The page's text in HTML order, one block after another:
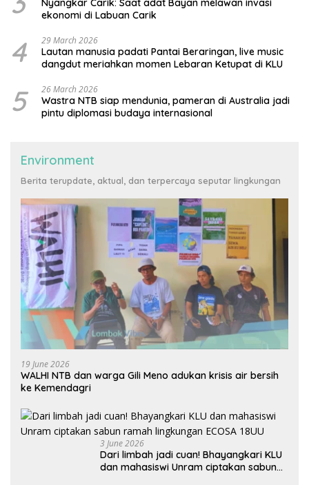
Nyangkar Carik: Saat adat Bayan melawan invasi
ekonomi di Labuan Carik
4 29 March 2026
Lautan manusia padati Pantai Beraringan, live music
dangdut meriahkan momen Lebaran Ketupat di KLU
5 26 March 2026
Wastra NTB siap mendunia, pameran di Australia jadi
pintu diplomasi budaya internasional
Environment
Berita terupdate, aktual, dan terpercaya seputar lingkungan
19 June 2026
WALHI NTB dan warga Gili Meno adukan krisis air bersih
ke Kemendagri
3 June 2026
Dari limbah jadi cuan! Bhayangkari KLU
dan mahasiswi Unram ciptakan sabun